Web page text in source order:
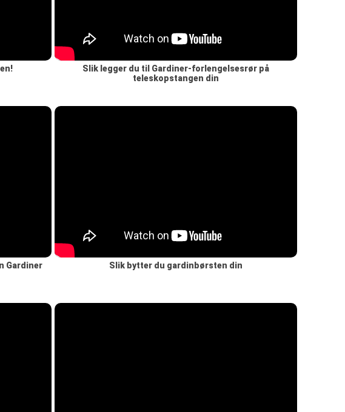
Slik legger du til Gardiner-forlengelsesrør på
teleskopstangen din
Gardiner
Slik bytter du gardinbørsten din